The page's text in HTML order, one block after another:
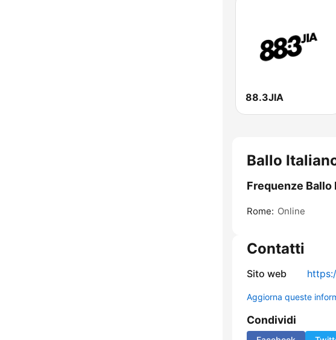
88.3JIA
Ballo
Frequenze Ballo
Rome: Online
Contatti
Sito web
Aggiorna queste
Condividi